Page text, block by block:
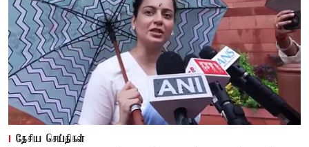
தேசிய செய்திகள்